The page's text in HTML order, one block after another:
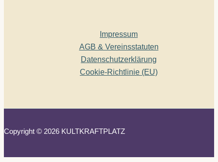
Impressum
AGB & Vereinsstatuten
Datenschutzerklärung
Cookie-Richtlinie (EU)
Copyright © 2026 KULTKRAFTPLATZ